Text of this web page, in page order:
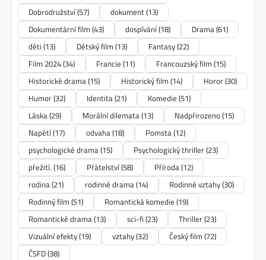
Dobrodružství(57) dokument(13)
Dokumentární film (43) dospívání(18) Drama(61)
děti (13) Dětský film (13) Fantasy(22)
Film 2024(34) Francie (11) Francouzský film (15)
Historické drama(15) Historický film (14) Horor(30)
Humor(32) Identita(21) Komedie (51)
Láska(29) Morální dilemata(13) Nadpřirozeno(15)
Napětí(17) odvaha(18) Pomsta(12)
psychologické drama(15) Psychologický thriller(23)
přežití. (16) Přátelství(58) Příroda(12)
rodina(21) rodinné drama(14) Rodinné vztahy(30)
Rodinný film (51) Romantická komedie (19)
Romantické drama(13) sci-fi (23) Thriller(23)
Vizuální efekty(19) vztahy(32) Český film (72)
ČSFD(38)